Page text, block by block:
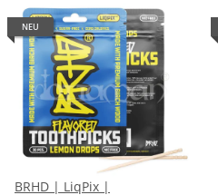
NEU
BRHD | LiqPix |